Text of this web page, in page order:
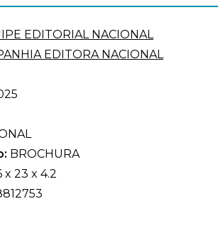
EDITORIAL NACIONAL
EDITORA NACIONAL
BROCHURA
x 23 x 4.2